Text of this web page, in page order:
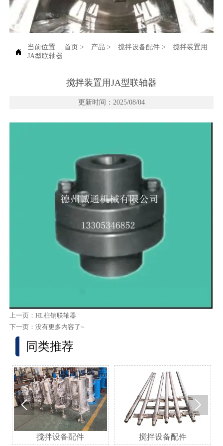

当前位置: 首页 > 产品 > 搅拌设备配件>
搅拌装置用
JA型联轴器
搅拌装置用JA型联轴器
更新时间：2025/08/04
上一页： HL柱销联轴器
下一页：没有更多内容了~
同类推荐
搅拌设备配件 搅拌设备配件
 